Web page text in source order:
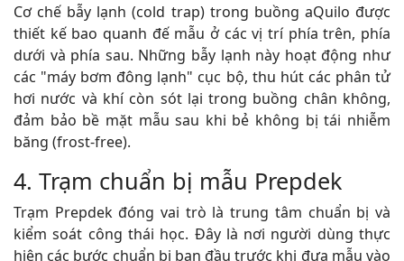
Cơ chế bẫy lạnh (cold trap) trong buồng aQuilo được
thiết kế bao quanh đế mẫu ở các vị trí phía trên, phía
dưới và phía sau. Những bẫy lạnh này hoạt động như
các "máy bơm đông lạnh" cục bộ, thu hút các phân tử
hơi nước và khí còn sót lại trong buồng chân không,
đảm bảo bề mặt mẫu sau khi bẻ không bị tái nhiễm
băng (frost-free).
4. Trạm chuẩn bị mẫu Prepdek
Trạm Prepdek đóng vai trò là trung tâm chuẩn bị và
kiểm soát công thái học. Đây là nơi người dùng thực
hiện các bước chuẩn bị ban đầu trước khi đưa mẫu vào